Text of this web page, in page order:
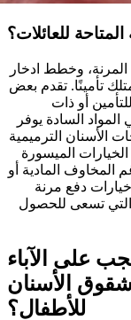
للعائلات؟
وخطط ادخار
تأمينًا. تقدم بعض
أو ذات
المواد السادة يوفر
الأسنان الترميمية
الميسورة
المخاوف المادية أو
خيارات دفع مرنة
التي تسعى للحصول
على الآباء
الأسنان
للأطفال؟